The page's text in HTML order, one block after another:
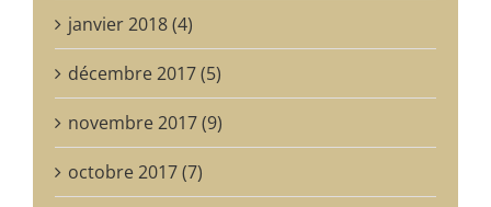
janvier 2018 (4)
décembre 2017 (5)
novembre 2017 (9)
octobre 2017 (7)